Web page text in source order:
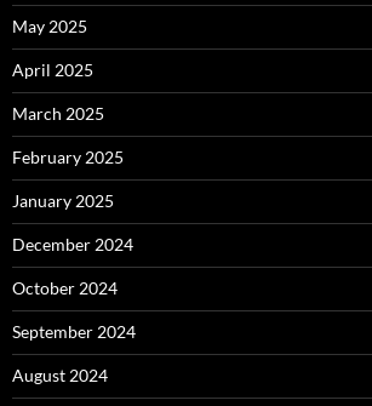
May 2025
April 2025
March 2025
February 2025
January 2025
December 2024
October 2024
September 2024
August 2024